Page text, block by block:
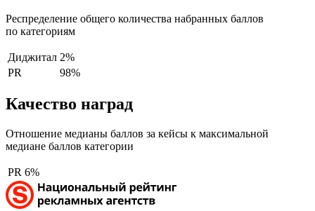
Респределение общего количества набранных баллов
по категориям
Диджитал 2%
PR
98%
Качество наград
Отношение медианы баллов за кейсы к максимальной
медиане баллов категории
PR 6%